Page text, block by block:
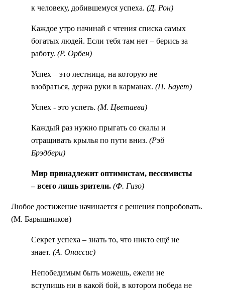
к человеку, добившемуся успеха. (Д. Рон)
Каждое утро начинай с чтения списка самых
богатых людей. Если тебя там нет – берись за
работу. (Р. Орбен)
Успех – это лестница, на которую не
взобраться, держа руки в карманах. (П. Баует)
Успех - это успеть. (М. Цветаева)
Каждый раз нужно прыгать со скалы и
отращивать крылья по пути вниз. (Рэй
Брэдбери)
Мир принадлежит оптимистам, пессимисты
– всего лишь зрители. (Ф. Гизо)
Любое достижение начинается с решения попробовать.
(М. Барышников)
Секрет успеха – знать то, что никто ещё не
знает. (А. Онассис)
Непобедимым быть можешь, ежели не
вступишь ни в какой бой, в котором победа не